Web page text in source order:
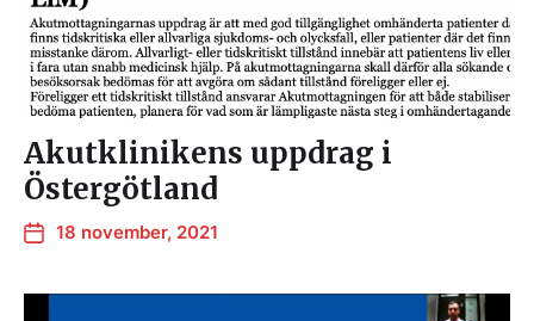
Akutklinikens uppdrag i
Östergötland
18 november, 2021